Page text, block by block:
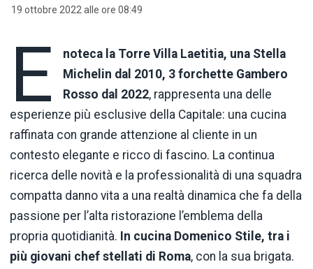
19 ottobre 2022 alle ore 08:49
E
noteca la Torre Villa Laetitia, una Stella
Michelin dal 2010, 3 forchette Gambero
Rosso dal 2022, rappresenta una delle
esperienze più esclusive della Capitale: una cucina
raffinata con grande attenzione al cliente in un
contesto elegante e ricco di fascino. La continua
ricerca delle novità e la professionalità di una squadra
compatta danno vita a una realtà dinamica che fa della
passione per l’alta ristorazione l’emblema della
propria quotidianità. In cucina Domenico Stile, tra i
più giovani chef stellati di Roma, con la sua brigata.